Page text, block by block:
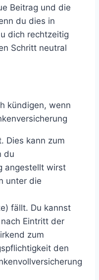
Beitrag und die
du dies in
dich rechtzeitig
Schritt neutral
kündigen, wenn
Dies kann zum
du
angestellt wirst
unter die
fällt. Du kannst
Eintritt der
zum
den